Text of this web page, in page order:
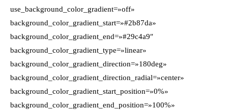
use_background_color_gradient=»off»
background_color_gradient_start=»#2b87da»
background_color_gradient_end=»#29c4a9″
background_color_gradient_type=»linear»
background_color_gradient_direction=»180deg»
background_color_gradient_direction_radial=»center»
background_color_gradient_start_position=»0%»
background_color_gradient_end_position=»100%»